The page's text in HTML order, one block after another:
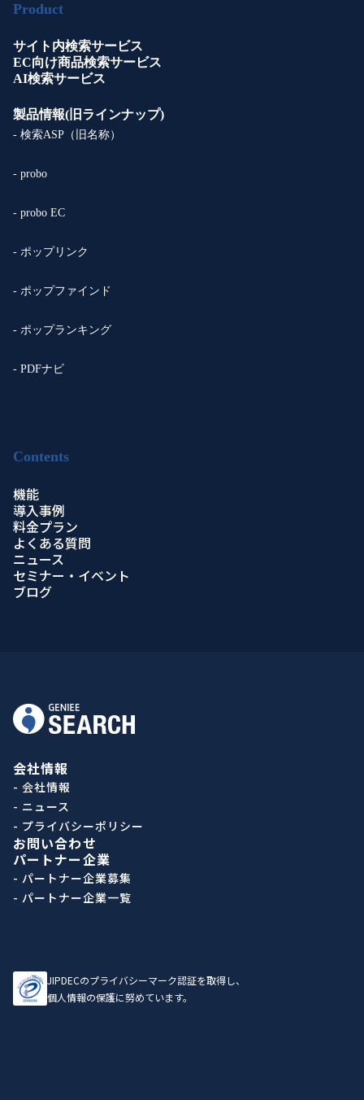
Product
サイト内検索サービス
EC向け商品検索サービス
AI検索サービス
製品情報(旧ラインナップ)
- 検索ASP（旧名称）
- probo
- probo EC
- ポップリンク
- ポップファインド
- ポップランキング
- PDFナビ
Contents
機能
導入事例
料金プラン
よくある質問
ニュース
セミナー・イベント
ブログ
会社情報
- 会社情報
- ニュース
- プライバシーポリシー
お問い合わせ
パートナー企業
- パートナー企業募集
- パートナー企業一覧
JIPDECのプライバシーマーク認証を取得し、
個人情報の保護に努めています。